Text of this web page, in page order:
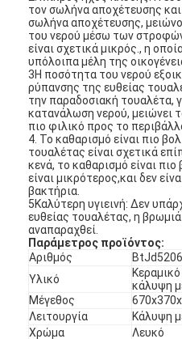
τον σωλήνα αποχέτευσης
σωλήνα αποχέτευσης,
του νερού μέσω των
είναι σχετικά μικρός., η
υπόλοιπα μέλη της
3Η ποσότητα του νερού
ρύπανσης της ευθείας
την παραδοσιακή τουαλέτα,
κατανάλωση νερού, μειώνει
πιο φιλικό προς το
4. Το καθαρισμό είναι πιο
τουαλέτας είναι σχετικά
κενά, το καθαρισμό είναι
είναι μικρότερος,και δεν
βακτήρια.
5Καλύτερη υγιεινή: Δεν
ευθείας τουαλέτας, η βρωμιά
αναπαραχθεί.
Παράμετρος προϊόντος:
Αριθμός
Υλικό
κάλυψη
Μέγεθος
Λειτουργία
Κάλυψη
Χρώμα
Λευκό